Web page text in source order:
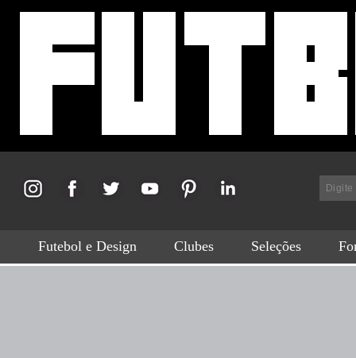
Futebol e Design Clubes Seleções